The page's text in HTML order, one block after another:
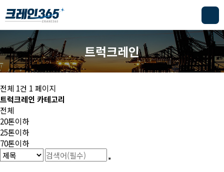
트럭크레인
전체 1건 1 페이지
트럭크레인 카테고리
전체
20톤이하
25톤이하
70톤이하